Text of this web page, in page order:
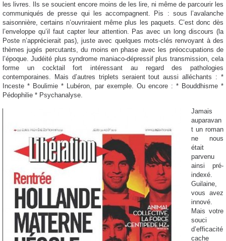
les livres. Ils se soucient encore moins de les lire, ni même de parcourir les
communiqués de presse qui les accompagnent. Pis : sous l’avalanche
saisonnière, certains n’ouvriraient même plus les paquets. C’est donc dès
l’enveloppe qu’il faut capter leur attention. Pas avec un long discours (la
Poste n’apprécierait pas), juste avec quelques mots-clés renvoyant à des
thèmes jugés percutants, du moins en phase avec les préoccupations de
l’époque. Judéité plus syndrome maniaco-dépressif plus transmission, cela
forme un cocktail fort intéressant au regard des pathologies
contemporaines. Mais d’autres triplets seraient tout aussi alléchants : *
Inceste * Boulimie * Lubéron, par exemple. Ou encore : * Bouddhisme *
Pédophilie * Psychanalyse.
Jamais
auparavan
t un roman
ne nous
était
parvenu
ainsi pré-
indexé.
Guilaine,
vous avez
innové.
Mais votre
souci
d’efficacité
cache